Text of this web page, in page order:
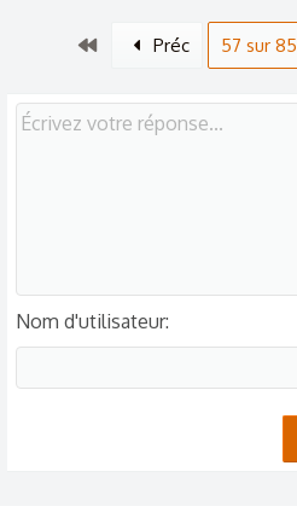
PremierPréc 57 sur 85
Nom d'utilisateur